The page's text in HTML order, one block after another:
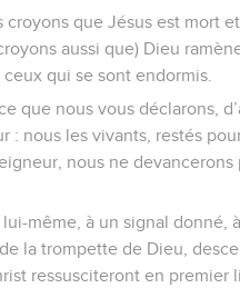
croyons que Jésus est mort
aussi que) Dieu
qui se sont endormis.
que nous vous déclarons,
: nous les vivants, restés
nous ne devancerons
même, à un signal donné,
la trompette de Dieu,
ressusciteront en premier